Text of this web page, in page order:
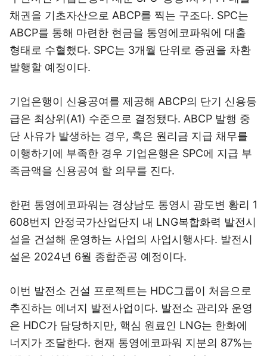
채권을 기초자산으로 ABCP를 찍는 구조다. SPC는
ABCP를 통해 마련한 현금을 통영에코파워에 대출
형태로 수혈했다. SPC는 3개월 단위로 증권을 차환
발행할 예정이다.
기업은행이 신용공여를 제공해 ABCP의 단기 신용등
급은 최상위(A1) 수준으로 결정됐다. ABCP 발행 중
단 사유가 발생하는 경우, 혹은 원리금 지급 채무를
이행하기에 부족한 경우 기업은행은 SPC에 지급 부
족금액을 신용공여 할 의무를 진다.
한편 통영에코파워는 경상남도 통영시 광도변 황리 1
608번지 안정국가산업단지 내 LNG복합화력 발전시
설을 건설해 운영하는 사업의 사업시행사다. 발전시
설은 2024년 6월 종합준공 예정이다.
이번 발전소 건설 프로젝트는 HDC그룹이 처음으로
추진하는 에너지 발전사업이다. 발전소 관리와 운영
은 HDC가 담당하지만, 핵심 원료인 LNG는 한화에
너지가 조달한다. 현재 통영에코파워 지분의 87%는